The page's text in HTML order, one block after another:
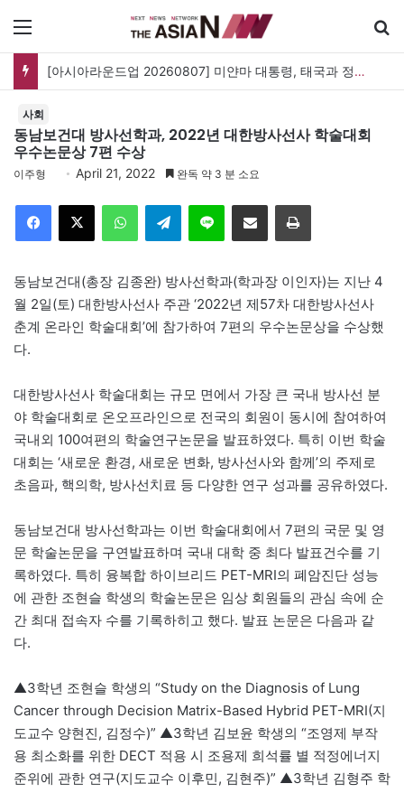
[아시아라운드업 20260807] 미얀마 대통령, 태국과 정상회담…아세안 관계개선 모색
사회
동남보건대 방사선학과, 2022년 대한방사선사 학술대회
우수논문상 7편 수상
이주형 April 21, 2022 완독 약 3 분 소요
Telegram 이메일
동남보건대(총장 김종완) 방사선학과(학과장 이인자)는 지난 4
월 2일(토) 대한방사선사 주관 ‘2022년 제57차 대한방사선사
춘계 온라인 학술대회’에 참가하여 7편의 우수논문상을 수상했
다.
대한방사선사 학술대회는 규모 면에서 가장 큰 국내 방사선 분
야 학술대회로 온오프라인으로 전국의 회원이 동시에 참여하여
국내외 100여편의 학술연구논문을 발표하였다. 특히 이번 학술
대회는 ‘새로운 환경, 새로운 변화, 방사선사와 함께’의 주제로
초음파, 핵의학, 방사선치료 등 다양한 연구 성과를 공유하였다.
동남보건대 방사선학과는 이번 학술대회에서 7편의 국문 및 영
문 학술논문을 구연발표하며 국내 대학 중 최다 발표건수를 기
록하였다. 특히 융복합 하이브리드 PET-MRI의 폐암진단 성능
에 관한 조현슬 학생의 학술논문은 임상 회원들의 관심 속에 순
간 최대 접속자 수를 기록하히고 했다. 발표 논문은 다음과 같
다.
▲3학년 조현슬 학생의 “Study on the Diagnosis of Lung
Cancer through Decision Matrix-Based Hybrid PET-MRI(지
도교수 양현진, 김정수)” ▲3학년 김보윤 학생의 “조영제 부작
용 최소화를 위한 DECT 적용 시 조용제 희석률 별 적정에너지
준위에 관한 연구(지도교수 이후민, 김현주)” ▲3학년 김형주 학